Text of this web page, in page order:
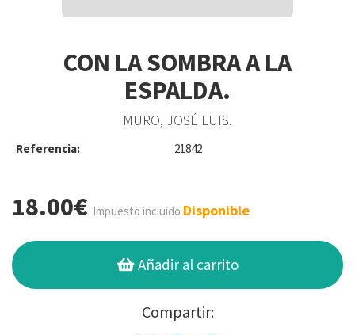
CON LA SOMBRA A LA
ESPALDA.
MURO, JOSÉ LUIS.
Referencia: 21842
18.00€ Impuesto incluido Disponible
Añadir al carrito
Compartir: